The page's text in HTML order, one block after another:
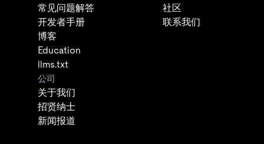
常见问题解答
开发者手册
博客
Education
llms.txt
社区
联系我们
公司
关于我们
招贤纳士
新闻报道